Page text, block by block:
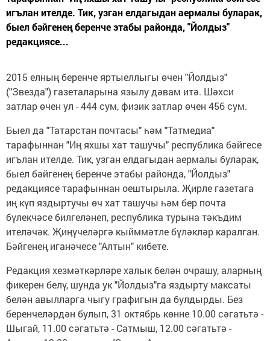
игълан ителде. Тик, узган елдагыдан аермалы буларак,
быел бәйгенең беренче этабы районда, "Йолдыз"
редакциясе...
2015 елның беренче яртыеллыгы өчен "Йолдыз"
("Звезда") газеталарына язылу дәвам итә. Шәхси
затлар өчен ул - 444 сум, физик затлар өчен 456 сум.
Быел да "Татарстан почтасы" һәм "Татмедиа"
тарафыннан "Иң яхшы хат ташучы" республика бәйгесе
игълан ителде. Тик, узган елдагыдан аермалы буларак,
быел бәйгенең беренче этабы районда, "Йолдыз"
редакциясе тарафыннан оештырыла. Җирле газетага
иң күп яздыртучы өч хат ташучы һәм бер почта
бүлекчәсе билгеләнеп, республика турына тәкъдим
ителәчәк. Җиңүчеләргә кыйммәтле бүләкләр каралган.
Бәйгенең иганәчесе "Алтын" кибете.
Редакция хезмәткәрләре халык белән очрашу, аларның
фикерен белү, шунда ук "Йолдыз"га яздырту максаты
белән авылларга чыгу графигын да булдырды. Без
беренчеләрдән булып, 31 октябрь көнне 10.00 сәгатьтә -
Шыгай, 11.00 сәгатьтә - Сатмыш, 12.00 сәгатьтә -